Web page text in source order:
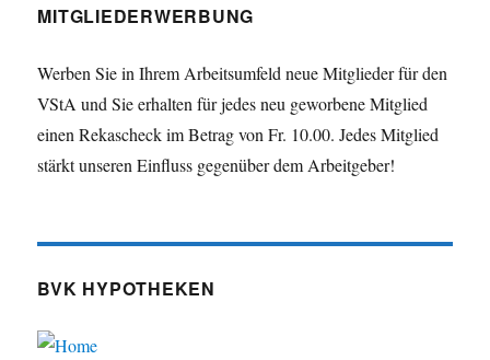
MITGLIEDERWERBUNG
Werben Sie in Ihrem Arbeitsumfeld neue Mitglieder für den
VStA und Sie erhalten für jedes neu geworbene Mitglied
einen Rekascheck im Betrag von Fr. 10.00. Jedes Mitglied
stärkt unseren Einfluss gegenüber dem Arbeitgeber!
BVK HYPOTHEKEN